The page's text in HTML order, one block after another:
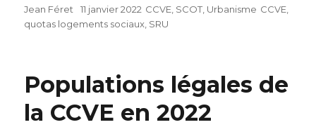
Auteur
Jean Féret
Publié
le
11 janvier 2022 Catégories
CCVE SCOT Urbanisme Étiquettes
CCVE
quotas logements sociaux SRU
Populations légales de
la CCVE en 2022